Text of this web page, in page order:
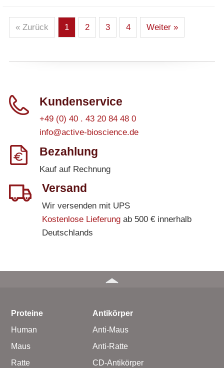
« Zurück 1 2 3 4 Weiter »
Kundenservice
+49 (0) 40 . 43 20 84 48 0
info@active-bioscience.de
Bezahlung
Kauf auf Rechnung
Versand
Wir versenden mit UPS
Kostenlose Lieferungab 500 € innerhalb
Deutschlands
Proteine
Human
Maus
Ratte
Antikörper
Anti-Maus
Anti-Ratte
CD-Antikörper